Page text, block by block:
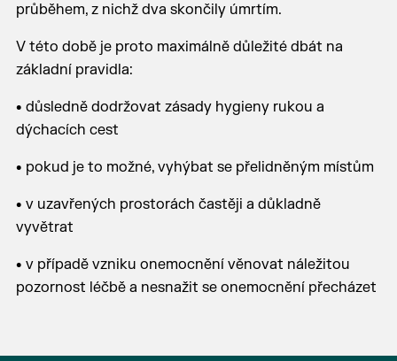
průběhem, z nichž dva skončily úmrtím.
V této době je proto maximálně důležité dbát na
základní pravidla:
• důsledně dodržovat zásady hygieny rukou a
dýchacích cest
• pokud je to možné, vyhýbat se přelidněným místům
• v uzavřených prostorách častěji a důkladně
vyvětrat
• v případě vzniku onemocnění věnovat náležitou
pozornost léčbě a nesnažit se onemocnění přecházet